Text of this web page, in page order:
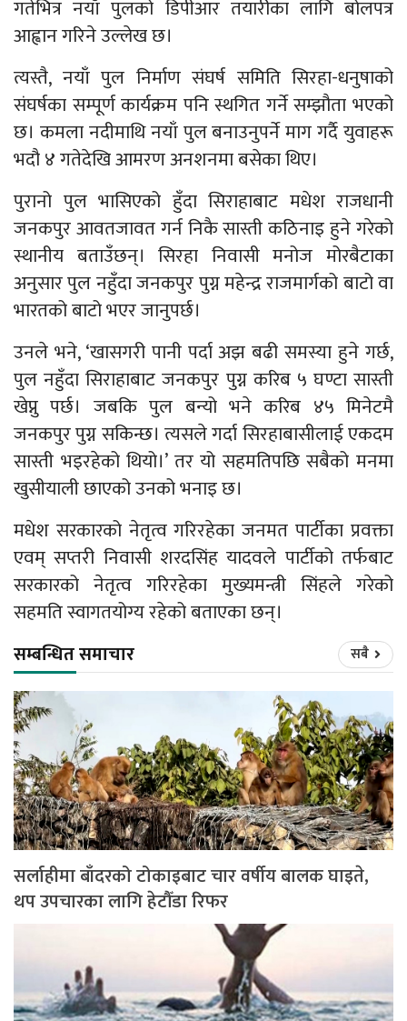
गतेभित्र नयाँ पुलको डिपीआर तयारीका लागि बोलपत्र
आह्वान गरिने उल्लेख छ।
त्यस्तै, नयाँ पुल निर्माण संघर्ष समिति सिरहा-धनुषाको
संघर्षका सम्पूर्ण कार्यक्रम पनि स्थगित गर्ने सम्झौता भएको
छ। कमला नदीमाथि नयाँ पुल बनाउनुपर्ने माग गर्दै युवाहरू
भदौ ४ गतेदेखि आमरण अनशनमा बसेका थिए।
पुरानो पुल भासिएको हुँदा सिराहाबाट मधेश राजधानी
जनकपुर आवतजावत गर्न निकै सास्ती कठिनाइ हुने गरेको
स्थानीय बताउँछन्। सिरहा निवासी मनोज मोरबैटाका
अनुसार पुल नहुँदा जनकपुर पुग्न महेन्द्र राजमार्गको बाटो वा
भारतको बाटो भएर जानुपर्छ।
उनले भने, ‘खासगरी पानी पर्दा अझ बढी समस्या हुने गर्छ,
पुल नहुँदा सिराहाबाट जनकपुर पुग्न करिब ५ घण्टा सास्ती
खेप्नु पर्छ। जबकि पुल बन्यो भने करिब ४५ मिनेटमै
जनकपुर पुग्न सकिन्छ। त्यसले गर्दा सिरहाबासीलाई एकदम
सास्ती भइरहेको थियो।’ तर यो सहमतिपछि सबैको मनमा
खुसीयाली छाएको उनको भनाइ छ।
मधेश सरकारको नेतृत्व गरिरहेका जनमत पार्टीका प्रवक्ता
एवम् सप्तरी निवासी शरदसिंह यादवले पार्टीको तर्फबाट
सरकारको नेतृत्व गरिरहेका मुख्यमन्त्री सिंहले गरेको
सहमति स्वागतयोग्य रहेको बताएका छन्।
सम्बन्धित समाचार सबै
सर्लाहीमा बाँदरको टोकाइबाट चार वर्षीय बालक घाइते,
थप उपचारका लागि हेटौँडा रिफर